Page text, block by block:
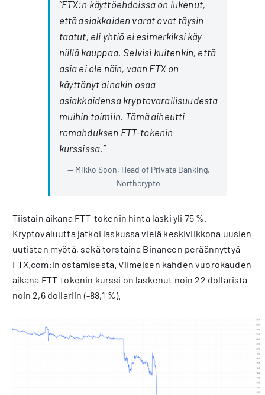
”FTX:n käyttöehdoissa on lukenut,
että asiakkaiden varat ovat täysin
taatut, eli yhtiö ei esimerkiksi käy
niillä kauppaa. Selvisi kuitenkin, että
asia ei ole näin, vaan FTX on
käyttänyt ainakin osaa
asiakkaidensa kryptovarallisuudesta
muihin toimiin. Tämä aiheutti
romahduksen FTT-tokenin
kurssissa.”
Mikko Soon, Head of Private Banking,
Northcrypto
Tiistain aikana FTT-tokenin hinta laski yli 75 %.
Kryptovaluutta jatkoi laskussa vielä keskiviikkona uusien
uutisten myötä, sekä torstaina Binancen peräännyttyä
FTX.com:in ostamisesta. Viimeisen kahden vuorokauden
aikana FTT-tokenin kurssi on laskenut noin 22 dollarista
noin 2,6 dollariin (-88,1 %).